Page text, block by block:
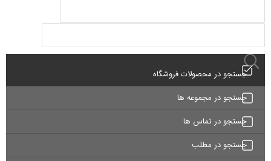
جستجو در محصولات فروشگاه
جستجو در مجموعه ها
جستجو در تماس ها
جستجو در مطلب